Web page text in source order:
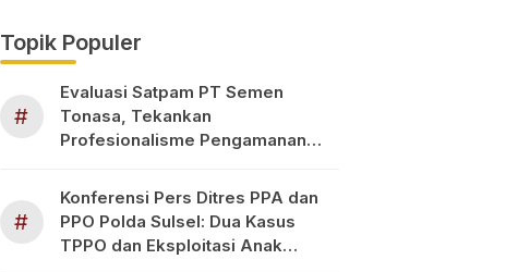
Topik Populer
#
Evaluasi Satpam PT Semen
Tonasa, Tekankan
Profesionalisme Pengamanan
#
Konferensi Pers Ditres PPA dan
PPO Polda Sulsel: Dua Kasus
TPPO dan Eksploitasi Anak